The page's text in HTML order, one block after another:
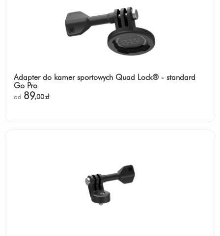
Adapter do kamer sportowych Quad Lock® - standard
Go Pro
od 89,00zł